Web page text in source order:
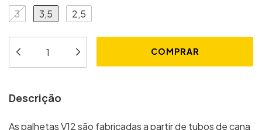
3 3,5 2,5
Descrição
As palhetas V12 são fabricadas a partir de tubos de cana